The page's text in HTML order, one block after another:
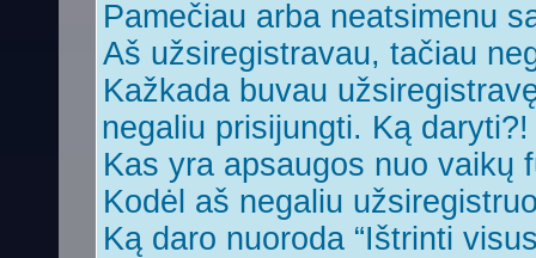
Pamečiau arba neatsimenu
Aš užsiregistravau, tačiau
Kažkada buvau
negaliu prisijungti. Ką daryti?!
Kas yra apsaugos nuo vaikų
Kodėl aš negaliu
Ką daro nuoroda “Ištrinti